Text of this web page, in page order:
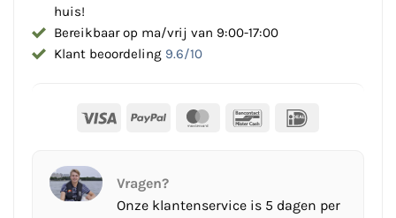
huis!
Bereikbaar op ma/vrij van 9:00-17:00
Klant beoordeling 9.6/10
Visa PayPal MasterCardBancontact
Vragen?
Onze klantenservice is 5 dagen per